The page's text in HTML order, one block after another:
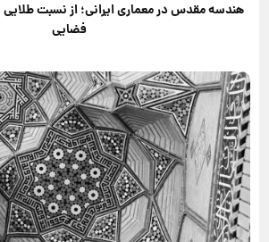
هندسه مقدس در معماری ایرانی؛ از نسبت طلایی
فضایی